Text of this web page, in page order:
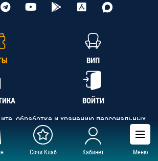
Сочи Клаб Кабинет Меню
ВИП
ВОЙТИ
обработке и хранению персональных
данных
Регион», ОГРН 1142300002349,